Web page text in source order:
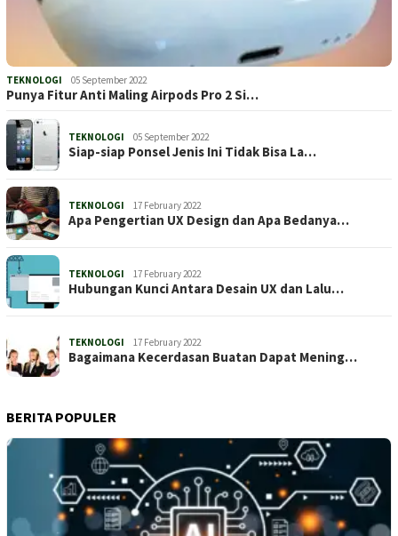
TEKNOLOGI 05 September 2022
Punya Fitur Anti Maling Airpods Pro 2 Si…
TEKNOLOGI 05 September 2022
Siap-siap Ponsel Jenis Ini Tidak Bisa La…
TEKNOLOGI 17 February 2022
Apa Pengertian UX Design dan Apa Bedanya…
TEKNOLOGI 17 February 2022
Hubungan Kunci Antara Desain UX dan Lalu…
TEKNOLOGI 17 February 2022
Bagaimana Kecerdasan Buatan Dapat Mening…
BERITA POPULER